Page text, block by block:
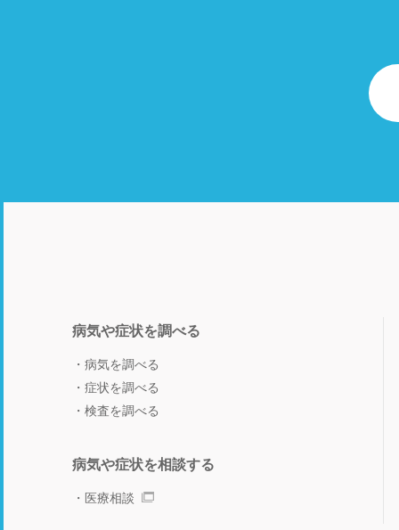
病気や症状を調べる
病気を調べる
症状を調べる
検査を調べる
病気や症状を相談する
医療相談